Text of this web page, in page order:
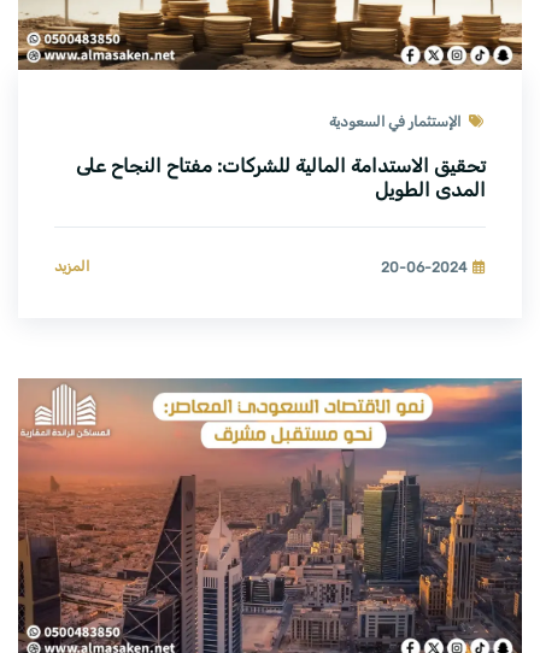
الإستثمار في السعودية
تحقيق الاستدامة المالية للشركات: مفتاح النجاح على
المدى الطويل
20-06-2024 المزيد